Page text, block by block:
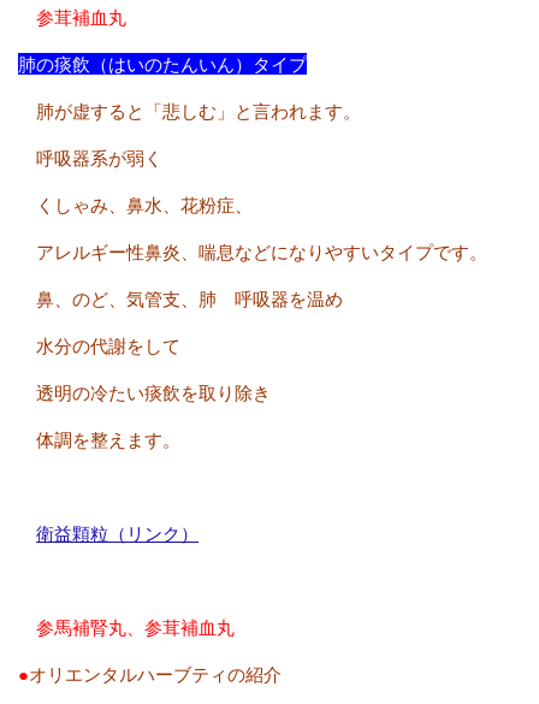
参茸補血丸
肺の痰飲（はいのたんいん）タイプ
肺が虚すると「悲しむ」と言われます。
呼吸器系が弱く
くしゃみ、鼻水、花粉症、
アレルギー性鼻炎、喘息などになりやすいタイプです。
鼻、のど、気管支、肺 呼吸器を温め
水分の代謝をして
透明の冷たい痰飲を取り除き
体調を整えます。
衛益顆粒（リンク）
参馬補腎丸、参茸補血丸
●オリエンタルハーブティの紹介